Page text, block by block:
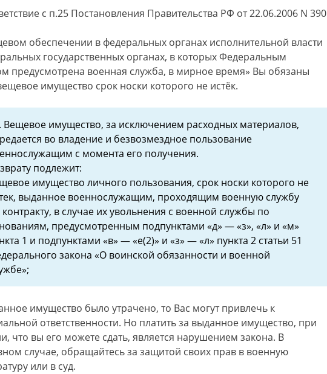
с п.25 Постановления Правительства РФ от 22.06.2006 N 390
обеспечении в федеральных органах исполнительной власти
государственных органах, в которых Федеральным
предусмотрена военная служба, в мирное время» Вы обязаны
имущество срок носки которого не истёк.
Вещевое имущество, за исключением расходных материалов,
во владение и безвозмездное пользование
с момента его получения.
подлежит:
имущество личного пользования, срок носки которого не
выданное военнослужащим, проходящим военную службу
в случае их увольнения с военной службы по
предусмотренным подпунктами «д» — «з», «л» и «м»
1 и подпунктами «в» — «е(2)» и «з» — «л» пункта 2 статьи 51
закона «О воинской обязанности и военной
имущество было утрачено, то Вас могут привлечь к
ответственности. Но платить за выданное имущество, при
что вы его можете сдать, является нарушением закона. В
случае, обращайтесь за защитой своих прав в военную
или в суд.